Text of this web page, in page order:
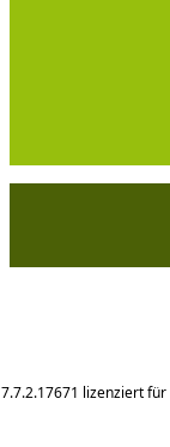
7.7.2.17671 lizenziert für